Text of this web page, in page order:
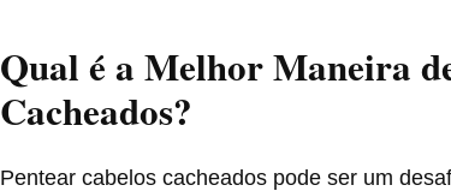
Qual é a Melhor Maneira
Cacheados?
Pentear cabelos cacheados pode ser um